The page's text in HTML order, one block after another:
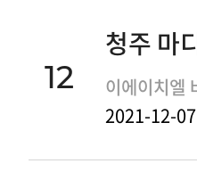
12
2021-12-07